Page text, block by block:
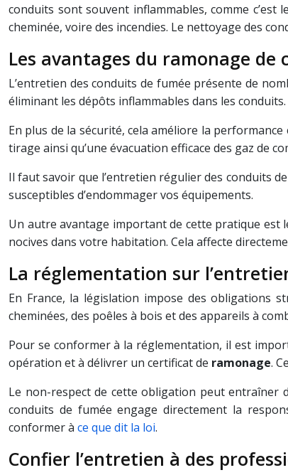
conduits sont souvent inflammables, comme
cheminée, voire des incendies. Le nettoyage des
Les avantages du ramonage de
L’entretien des conduits de fumée présente de
éliminant les dépôts inflammables dans les conduits.
En plus de la sécurité, cela améliore la
tirage ainsi qu’une évacuation efficace des gaz de
Il faut savoir que l’entretien régulier des conduits
susceptibles d’endommager vos équipements.
Un autre avantage important de cette pratique est
nocives dans votre habitation. Cela affecte
La réglementation sur
En France, la législation impose des obligations
cheminées, des poêles à bois et des appareils à
Pour se conformer à la réglementation, il est
opération et à délivrer un certificat de ramonage.
Le non-respect de cette obligation peut entraîner
conduits de fumée engage directement la
conformer à ce que dit la loi.
Confier l’entretien à des